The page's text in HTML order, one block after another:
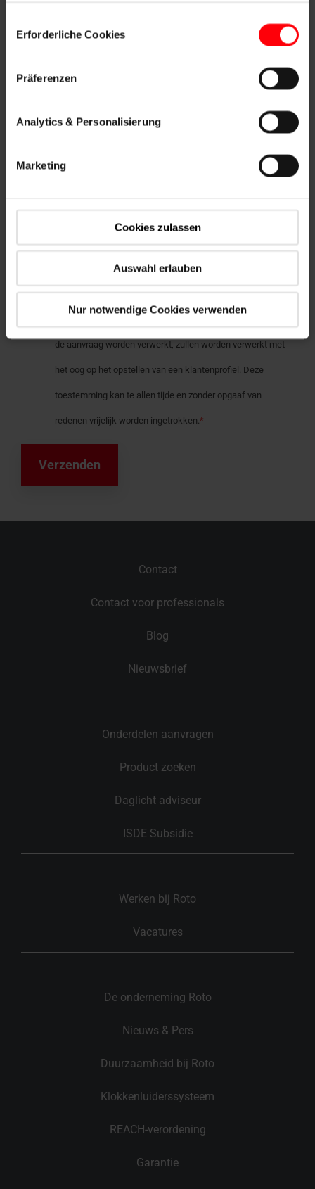
Erforderliche Cookies
Präferenzen
Analytics & Personalisierung
Marketing
Cookies zulassen
Auswahl erlauben
Nur notwendige Cookies verwenden
Persoonlijke registratie
van mijn contactgegevens voor de verwerking van mijn
aanvraag en heb degegevensbeschermingsverklaring
gelezen en begrepen. Voorts heb ik er nota van genomen
dat mijn gegevens die in het kader van de verwerking van
de aanvraag worden verwerkt, zullen worden verwerkt met
het oog op het opstellen van een klantenprofiel. Deze
toestemming kan te allen tijde en zonder opgaaf van
redenen vrijelijk worden ingetrokken.*
Contact
Contact voor professionals
Blog
Nieuwsbrief
Onderdelen aanvragen
Product zoeken
Daglicht adviseur
ISDE Subsidie
Werken bij Roto
Vacatures
De onderneming Roto
Nieuws & Pers
Duurzaamheid bij Roto
Klokkenluiderssysteem
REACH-verordening
Garantie